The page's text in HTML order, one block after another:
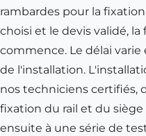
rambardes pour la
choisi et le devis validé,
commence. Le délai
de l'installation.
nos techniciens certifiés,
fixation du rail et du
ensuite à une série de